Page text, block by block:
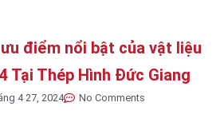
điểm nổi bật của vật liệu
Tại Thép Hình Đức Giang
4 27, 2024 No Comments